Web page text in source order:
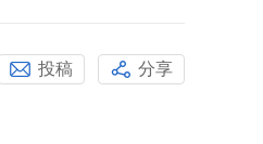
投稿 分享